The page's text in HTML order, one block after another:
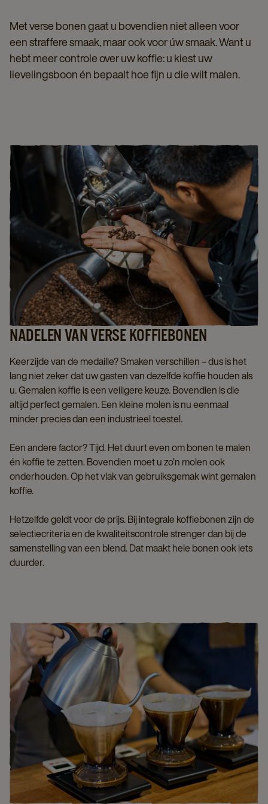
Met verse bonen gaat u bovendien niet alleen voor
een straffere smaak, maar ook voor úw smaak. Want u
hebt meer controle over uw koffie: u kiest uw
lievelingsboon én bepaalt hoe fijn u die wilt malen.
NADELEN VAN VERSE KOFFIEBONEN
Keerzijde van de medaille? Smaken verschillen – dus is het
lang niet zeker dat uw gasten van dezelfde koffie houden als
u. Gemalen koffie is een veiligere keuze. Bovendien is die
altijd perfect gemalen. Een kleine molen is nu eenmaal
minder precies dan een industrieel toestel.
Een andere factor? Tijd. Het duurt even om bonen te malen
én koffie te zetten. Bovendien moet u zo’n molen ook
onderhouden. Op het vlak van gebruiksgemak wint gemalen
koffie.
Hetzelfde geldt voor de prijs. Bij integrale koffiebonen zijn de
selectiecriteria en de kwaliteitscontrole strenger dan bij de
samenstelling van een blend. Dat maakt hele bonen ook iets
duurder.